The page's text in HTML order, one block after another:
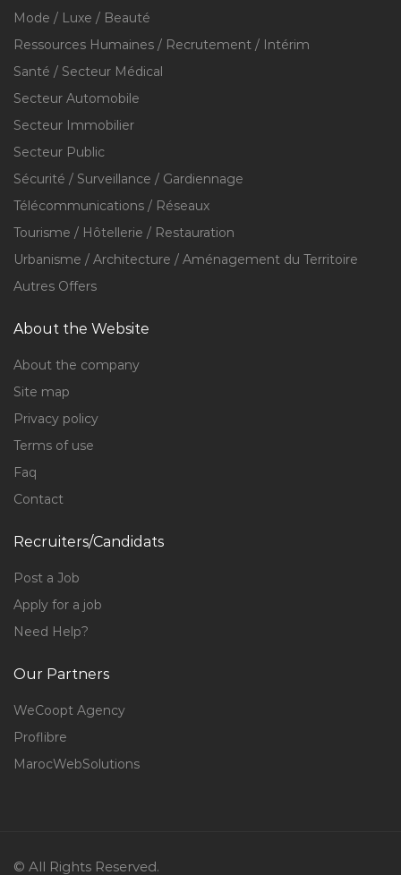
Mode / Luxe / Beauté
Ressources Humaines / Recrutement / Intérim
Santé / Secteur Médical
Secteur Automobile
Secteur Immobilier
Secteur Public
Sécurité / Surveillance / Gardiennage
Télécommunications / Réseaux
Tourisme / Hôtellerie / Restauration
Urbanisme / Architecture / Aménagement du Territoire
Autres Offers
About the Website
About the company
Site map
Privacy policy
Terms of use
Faq
Contact
Recruiters/Candidats
Post a Job
Apply for a job
Need Help?
Our Partners
WeCoopt Agency
Proflibre
MarocWebSolutions
© All Rights Reserved.